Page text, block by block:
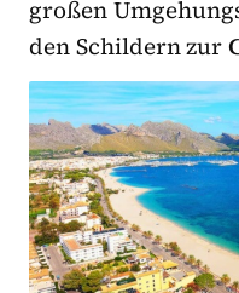
großen
den Schildern zur